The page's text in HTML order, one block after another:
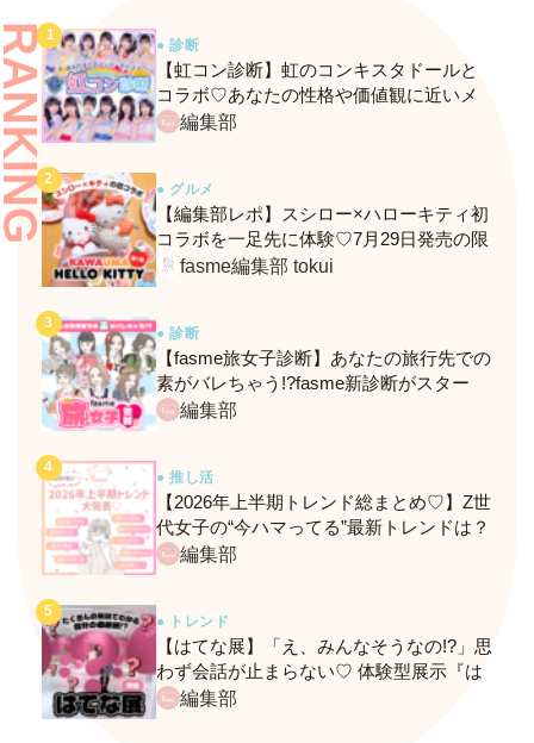
● 診断
【虹コン診断】虹のコンキスタドールと
コラボ♡あなたの性格や価値観に近いメ
ンバーがわかる、fasmeの新診断がスター
編集部
● グルメ
【編集部レポ】スシロー×ハローキティ初
コラボを一足先に体験♡7月29日発売の限
定メニュー＆グッズをレポ！
fasme編集部 tokui
● 診断
【fasme旅女子診断】あなたの旅行先での
素がバレちゃう!?fasme新診断がスター
ト！編集部
● 推し活
【2026年上半期トレンド総まとめ♡】Z世
代女子の“今ハマってる”最新トレンドは？
ネクストバズ予報もチェック♪
編集部
● トレンド
【はてな展】「え、みんなそうなの!?」思
わず会話が止まらない♡ 体験型展示『は
てな展』に行ってきたレポ
編集部